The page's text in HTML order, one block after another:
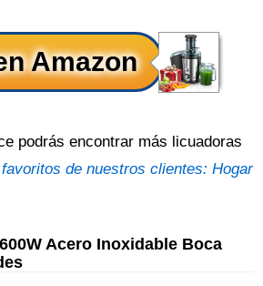
podrás encontrar más licuadoras
de nuestros clientes: Hogar
Acero Inoxidable Boca